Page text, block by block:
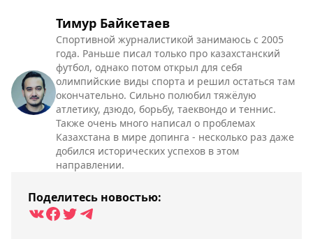
Тимур Байкетаев
Спортивной журналистикой занимаюсь с 2005
года. Раньше писал только про казахстанский
футбол, однако потом открыл для себя
олимпийские виды спорта и решил остаться там
окончательно. Сильно полюбил тяжёлую
атлетику, дзюдо, борьбу, таеквондо и теннис.
Также очень много написал о проблемах
Казахстана в мире допинга - несколько раз даже
добился исторических успехов в этом
направлении.
Поделитесь новостью: